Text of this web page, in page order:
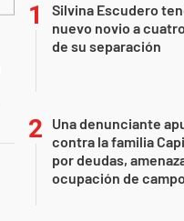
Silvina Escudero
nuevo novio a
de su separación
Una denunciante
contra la familia
por deudas,
ocupación de